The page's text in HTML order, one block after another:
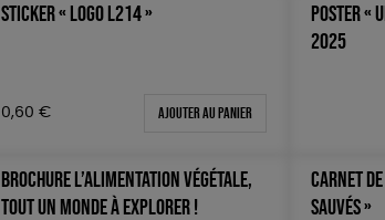
STICKER « LOGO L214 »
0,60 € Ajouter au panier
POSTER «
2025
BROCHURE L’ALIMENTATION VÉGÉTALE,
TOUT UN MONDE À EXPLORER !
CARNET
SAUVÉS »